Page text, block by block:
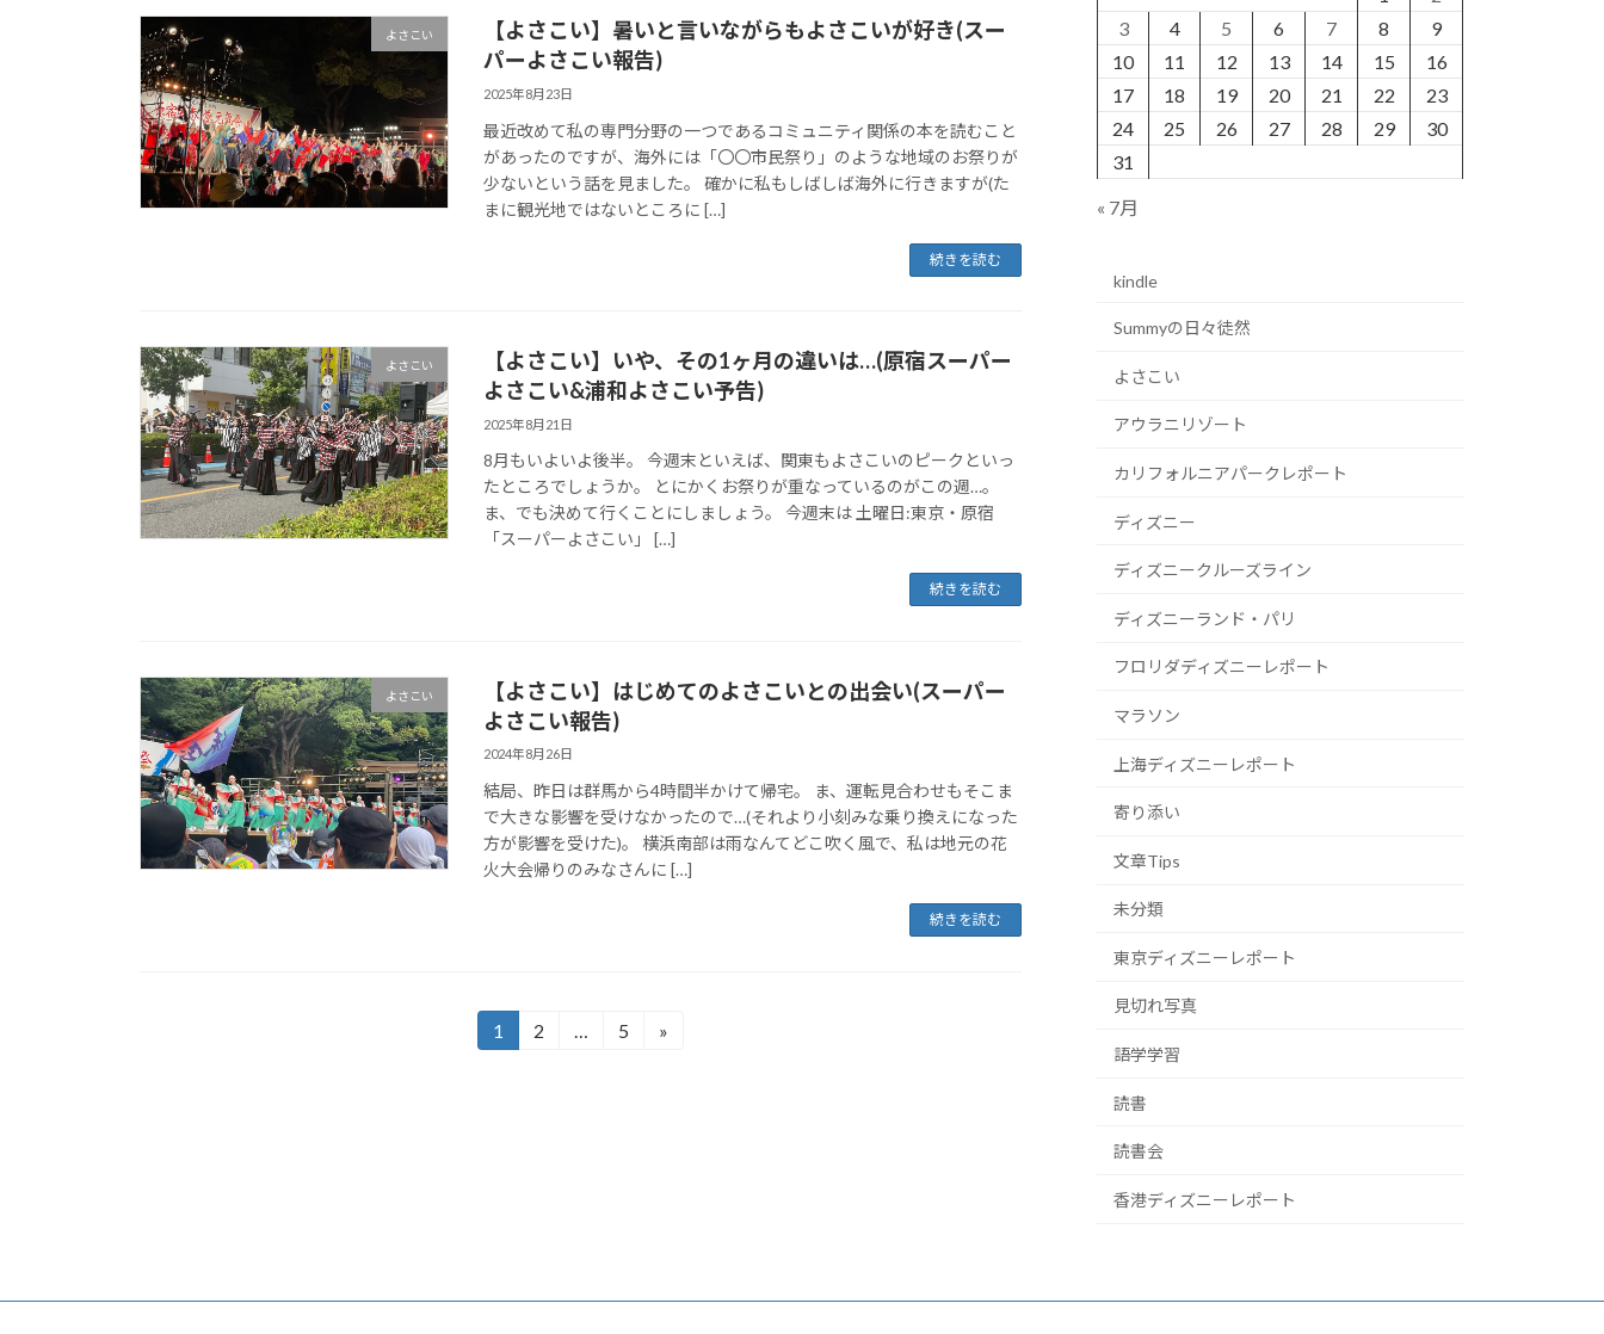
よさこい
【よさこい】暑いと言いながらもよさこいが好き(スー
パーよさこい報告)
2025年8月23日
最近改めて私の専門分野の一つであるコミュニティ関係の本を読むこと
があったのですが、海外には「〇〇市民祭り」のような地域のお祭りが
少ないという話を見ました。 確かに私もしばしば海外に行きますが(た
まに観光地ではないところに […]
続きを読む
よさこい
【よさこい】いや、その1ヶ月の違いは…(原宿スーパー
よさこい&浦和よさこい予告)
2025年8月21日
8月もいよいよ後半。 今週末といえば、関東もよさこいのピークといっ
たところでしょうか。 とにかくお祭りが重なっているのがこの週…。
ま、でも決めて行くことにしましょう。 今週末は 土曜日:東京・原宿
「スーパーよさこい」 […]
続きを読む
よさこい
【よさこい】はじめてのよさこいとの出会い(スーパー
よさこい報告)
2024年8月26日
結局、昨日は群馬から4時間半かけて帰宅。 ま、運転見合わせもそこま
で大きな影響を受けなかったので…(それより小刻みな乗り換えになった
方が影響を受けた)。 横浜南部は雨なんてどこ吹く風で、私は地元の花
火大会帰りのみなさんに […]
続きを読む
送
固
1
固
2 …
固
5 »
3
4 5 6 7 8
9
10
11 12 13 14 15
16
17
18 19 20 21 22
23
24
25 26 27 28 29
30
31
« 7月
kindle
Summyの日々徒然
よさこい
アウラニリゾート
カリフォルニアパークレポート
ディズニー
ディズニークルーズライン
ディズニーランド・パリ
フロリダディズニーレポート
マラソン
上海ディズニーレポート
寄り添い
文章Tips
未分類
東京ディズニーレポート
見切れ写真
語学学習
読書
読書会
香港ディズニーレポート